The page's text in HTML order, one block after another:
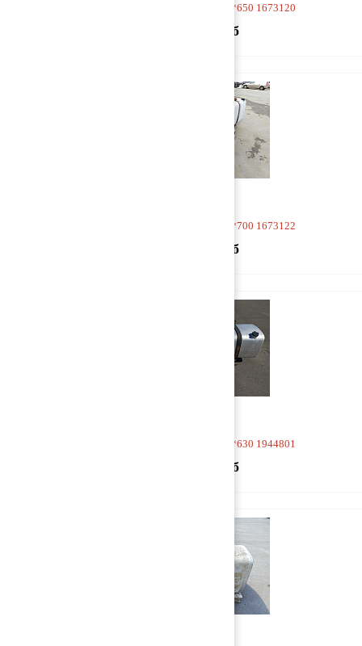
Бак топливный 2250*700*650 1673120
85 000 руб
Бак топливный 2250*700*700 1673122
90 000 руб
Бак топливный 2300*680*630 1944801
95 000 руб